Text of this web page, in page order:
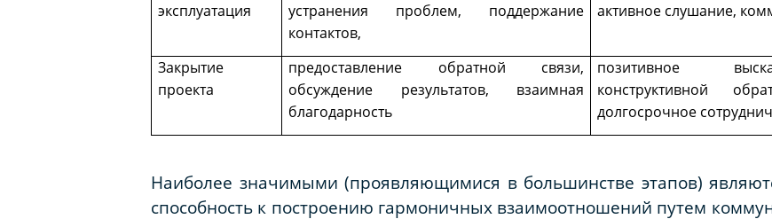
эксплуатация
устранения проблем, поддержание
контактов,
активное слушание,
Закрытие
проекта
предоставление обратной связи,
обсуждение результатов, взаимная
благодарность
позитивное
конструктивной
долгосрочное
Наиболее значимыми (проявляющимися в большинстве этапов)
способность к построению гармоничных взаимоотношений путем